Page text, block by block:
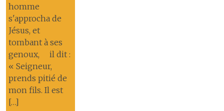
homme
s'approcha de
Jésus, et
tombant à ses
genoux, il dit :
« Seigneur,
prends pitié de
mon fils. Il est
[…]